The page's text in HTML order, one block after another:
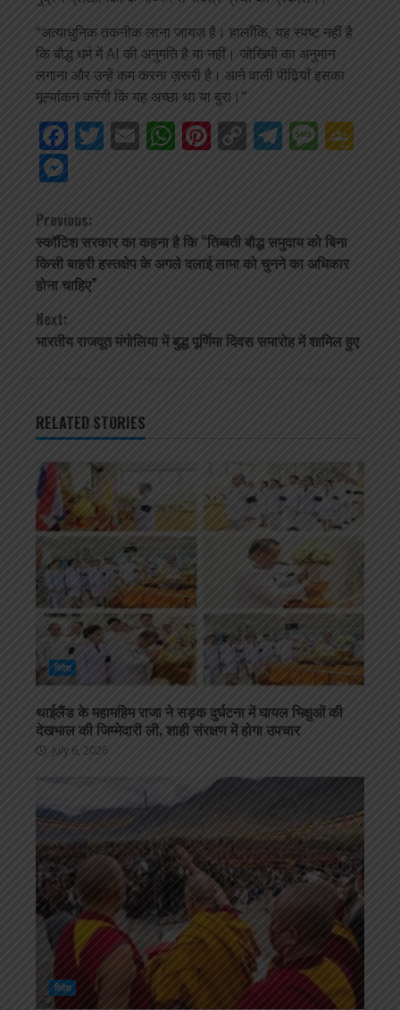
“अत्याधुनिक तकनीक लाना जायज़ है। हालाँकि, यह स्पष्ट नहीं है
कि बौद्ध धर्म में AI की अनुमति है या नहीं। जोखिमों का अनुमान
लगाना और उन्हें कम करना ज़रूरी है। आने वाली पीढ़ियाँ इसका
मूल्यांकन करेंगी कि यह अच्छा था या बुरा।”
Facebook
Twitter
EmailWhatsApp
Pinterest
Copy
Continue
Reading
Previous:
स्कॉटिश सरकार का कहना है कि “तिब्बती बौद्ध समुदाय को बिना
किसी बाहरी हस्तक्षेप के अगले दलाई लामा को चुनने का अधिकार
होना चाहिए”
Next:
भारतीय राजदूत मंगोलिया में बुद्ध पूर्णिमा दिवस समारोह में शामिल हुए
RELATED STORIES
विदेश
थाईलैंड के महामहिम राजा ने सड़क दुर्घटना में घायल भिक्षुओं की
देखभाल की जिम्मेदारी ली, शाही संरक्षण में होगा उपचार
July 6, 2026
विदेश